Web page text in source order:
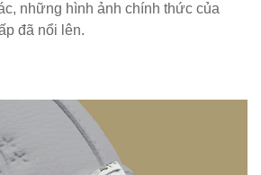
những hình ảnh chính thức của
đã nổi lên.